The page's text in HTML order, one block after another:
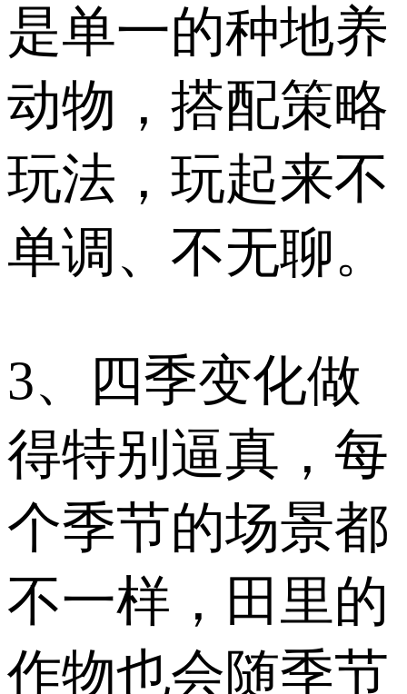
是单一的种地养
动物，搭配策略
玩法，玩起来不
单调、不无聊。
3、四季变化做
得特别逼真，每
个季节的场景都
不一样，田里的
作物也会随季节